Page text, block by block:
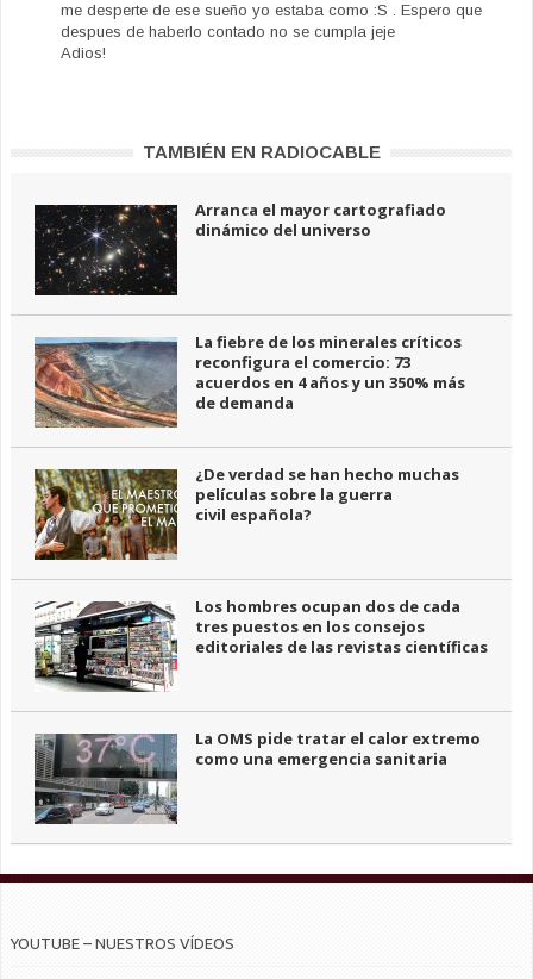
me desperte de ese sueño yo estaba como :S . Espero que
despues de haberlo contado no se cumpla jeje
Adios!
TAMBIÉN EN RADIOCABLE
Arranca el mayor cartografiado
dinámico del universo
La fiebre de los minerales críticos
reconfigura el comercio: 73
acuerdos en 4 años y un 350% más
de demanda
¿De verdad se han hecho muchas
películas sobre la guerra
civil española?
Los hombres ocupan dos de cada
tres puestos en los consejos
editoriales de las revistas científicas
La OMS pide tratar el calor extremo
como una emergencia sanitaria
YOUTUBE – NUESTROS VÍDEOS